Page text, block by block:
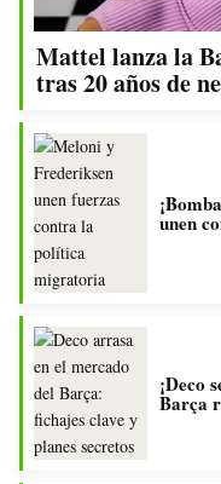
Mattel lanza la
tras 20 años de
unen
¡Deco
Barça